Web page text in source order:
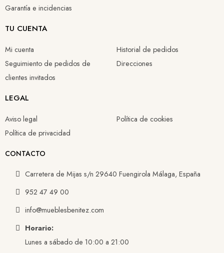
Garantía e incidencias
TU CUENTA
Mi cuenta
Seguimiento de pedidos de
clientes invitados
Historial de pedidos
Direcciones
LEGAL
Aviso legal
Política de privacidad
Política de cookies
CONTACTO
Carretera de Mijas s/n 29640 Fuengirola Málaga, España
952 47 49 00
info@mueblesbenitez.com
Horario:
Lunes a sábado de 10:00 a 21:00